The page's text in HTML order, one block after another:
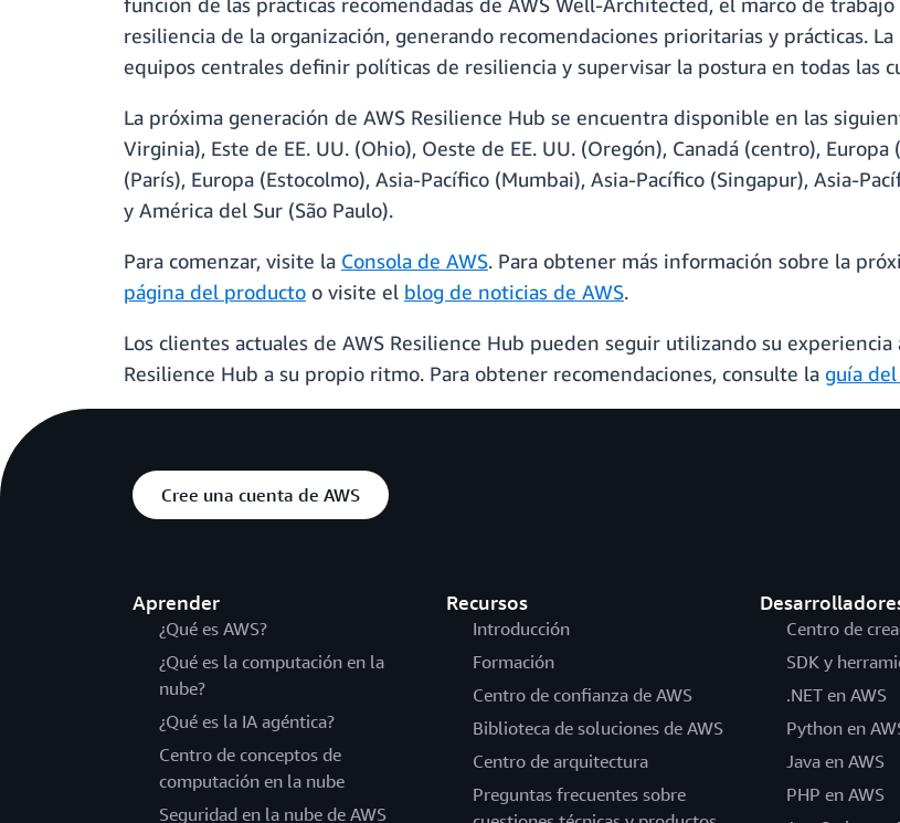
resiliencia de la organización, generando recomendaciones prioritarias y prácticas.
equipos centrales definir políticas de resiliencia y supervisar la postura en todas las
La próxima generación de AWS Resilience Hub se encuentra disponible en las
Virginia), Este de EE. UU. (Ohio), Oeste de EE. UU. (Oregón), Canadá (centro),
(París), Europa (Estocolmo), Asia-Pacífico (Mumbai), Asia-Pacífico (Singapur), Asia-
y América del Sur (São Paulo).
Para comenzar, visite la Consola de AWS. Para obtener más información sobre la
página del producto o visite el blog de noticias de AWS.
Los clientes actuales de AWS Resilience Hub pueden seguir utilizando su
Resilience Hub a su propio ritmo. Para obtener recomendaciones, consulte la guía
Cree una cuenta de AWS
Aprender
¿Qué es AWS?
¿Qué es la computación en la
nube?
¿Qué es la IA agéntica?
Centro de conceptos de
computación en la nube
Seguridad en la nube de AWS
Recursos
Introducción
Formación
Centro de confianza de AWS
Biblioteca de soluciones de AWS
Centro de arquitectura
Preguntas frecuentes sobre
Centro de
SDK y
.NET en AWS
Python en
Java en AWS
PHP en AWS